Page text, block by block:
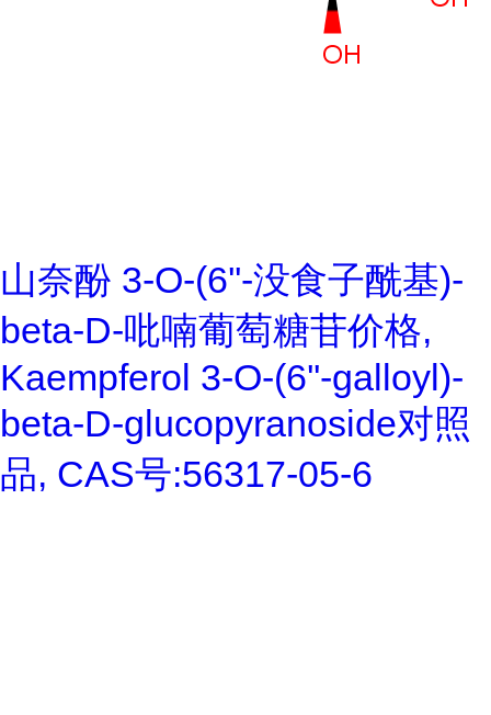
山奈酚 3-O-(6''-没食子酰基)-
beta-D-吡喃葡萄糖苷价格,
Kaempferol 3-O-(6''-galloyl)-
beta-D-glucopyranoside对照
品, CAS号:56317-05-6